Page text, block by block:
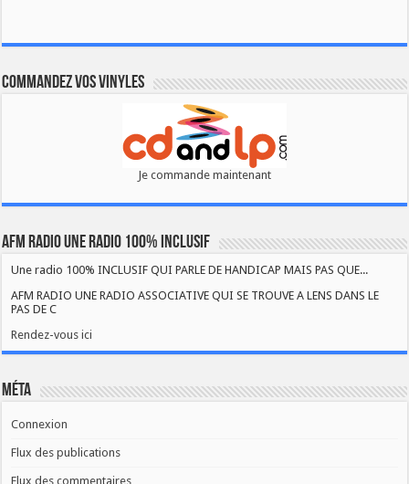
Commandez vos vinyles
Je commande maintenant
AFM RADIO UNE RADIO 100% INCLUSIF
Une radio 100% INCLUSIF QUI PARLE DE HANDICAP MAIS PAS QUE...
AFM RADIO UNE RADIO ASSOCIATIVE QUI SE TROUVE A LENS DANS LE
PAS DE C
Rendez-vous ici
Méta
Connexion
Flux des publications
Flux des commentaires